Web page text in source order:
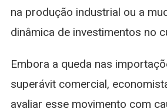
na produção industrial ou a
dinâmica de investimentos no
Embora a queda nas
superávit comercial,
avaliar esse movimento com